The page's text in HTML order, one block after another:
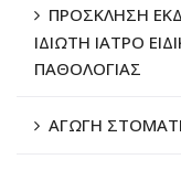
ΠΡΟΣΚΛΗΣΗ
ΙΔΙΩΤΗ ΙΑΤΡΟ
ΠΑΘΟΛΟΓΙΑΣ
ΑΓΩΓΗ